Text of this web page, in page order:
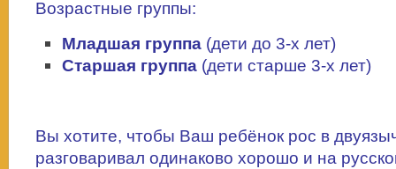
Возрастные группы:
Младшая группа (дети до 3-х лет)
Старшая группа (дети старше 3-х лет)
Вы хотите, чтобы Ваш ребёнок рос в
разговаривал одинаково хорошо и на